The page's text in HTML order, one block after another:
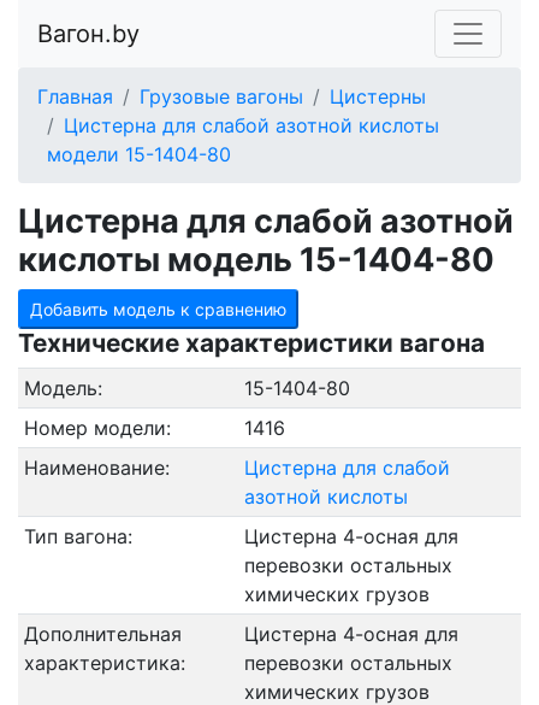
Вагон.by
Главная Грузовые вагоны
Цистерны
Цистерна для слабой азотной кислоты
модели 15-1404-80
Цистерна для слабой азотной
кислоты модель 15-1404-80
Добавить модель к сравнению
Технические характеристики вагона
Модель:
15-1404-80
Номер модели:
1416
Наименование:
Цистерна для слабой
азотной кислоты
Тип вагона:
Цистерна 4-осная для
перевозки остальных
химических грузов
Дополнительная
характеристика:
Цистерна 4-осная для
перевозки остальных
химических грузов